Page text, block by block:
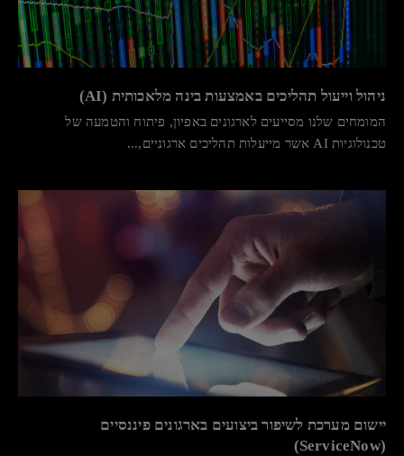
ניהול וייעול תהליכים באמצעות בינה מלאכותית (AI)
המומחים שלנו מסייעים לארגונים באפיון, פיתוח והטמעה של
טכנולוגיות AI אשר מייעלות תהליכים ארגוניים,...
יישום מערכת לשיפור ביצועים בארגונים פיננסיים
(ServiceNow)